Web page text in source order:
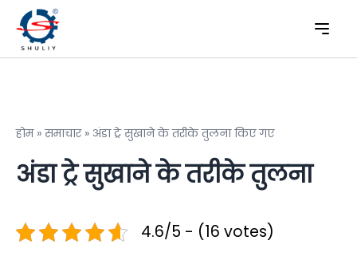
होम»समाचार» अंडा ट्रे सुखाने के तरीके तुलना किए गए
अंडा ट्रे सुखाने के तरीके तुलना
4.6/5 - (16 votes)